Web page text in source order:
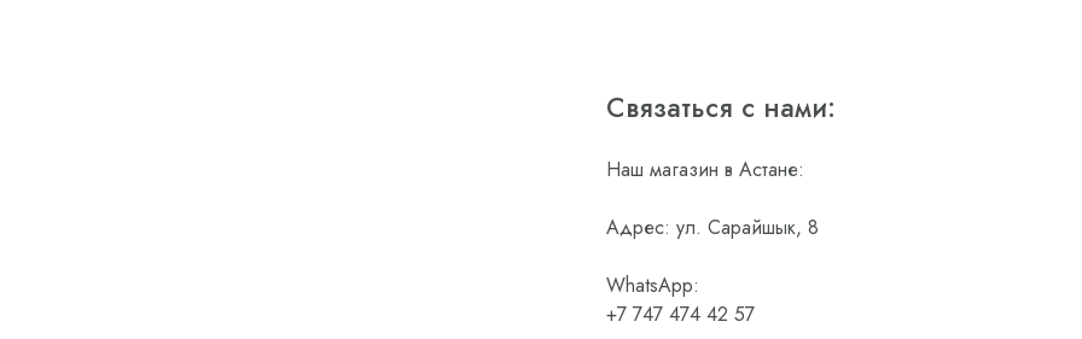
Связаться с нами:
Наш магазин в Астане:
Адрес: ул. Сарайшык, 8
WhatsApp:
+7 747 474 42 57